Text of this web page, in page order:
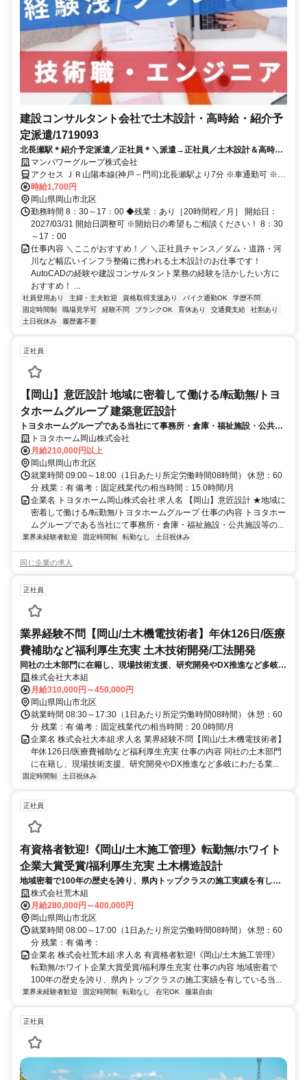
建設コンサルタント会社で土木設計・高時給・紹介予
定派遣/1719093
北長瀬駅＊紹介予定派遣／正社員＊＼派遣→正社員／土木設計＆高時給
1700円↑年間休日122日／17時台退社／開始日：2027/03/31
マンパワーグループ株式会社
アクセス ＪＲ山陽本線(神戸－門司)北長瀬駅より7分 ※車通勤可 ※※
経験・スキルにより考慮 ※交通費支給有（弊社規定有）★17時台迄
時給1,700円
岡山県岡山市北区
勤務時間 8：30～17：00 ◆残業：あり［20時間程／月］ 開始日：
2027/03/31 開始日調整可 ※開始日の希望もご相談ください！ 8：30
～17：00
仕事内容 ＼ここがおすすめ！／ ＼正社員チャンス／ダム・道路・河
川など幅広いインフラ整備に携われる土木設計のお仕事です！
AutoCADの経験や建設コンサルタント業務の経験を活かしたい方に
おすすめ！ ...
社員登用あり 主婦・主夫歓迎 資格取得支援あり バイク通勤OK
学歴不問
固定時間制
職場見学可 経験不問 ブランクOK 育休あり 交通費支給
社割あり
土日祝休み
履歴書不要
正社員
【岡山】意匠設計 地域に密着して働ける/転勤無/トヨ
タホームグループ 建築意匠設計
トヨタホームグループである当社にて事務所・倉庫・福祉施設・公共施
設等の一般建築物 (特殊建築物)の意匠設計を担当していただきます。
トヨタホーム岡山株式会社
月給210,000円以上
岡山県岡山市北区
就業時間 09:00～18:00（1日あたり所定労働時間08時間） 休憩：60
分 残業：有 備考：固定残業代の相当時間：15.0時間/月
企業名 トヨタホーム岡山株式会社 求人名 【岡山】意匠設計 ★地域に
密着して働ける/転勤無/トヨタホームグループ 仕事の内容 トヨタホー
ムグループである当社にて事務所・倉庫・福祉施設・公共施設等の...
業界未経験者歓迎 固定時間制 転勤なし 土日祝休み
同じ企業の求人
正社員
業界経験不問【岡山/土木機電技術者】年休126日/医療
費補助など福利厚生充実 土木技術開発/工法開発
同社の土木部門に在籍し、現場技術支援、研究開発やDX推進など多岐に
わたる業務をご担当いただきます。 ※転居を伴う転勤有 大型工事現場
に常駐し勤務することもあります。
株式会社大本組
月給310,000円～450,000円
岡山県岡山市北区
就業時間 08:30～17:30（1日あたり所定労働時間08時間） 休憩：60
分 残業：有 備考：固定残業代の相当時間：20.0時間/月
企業名 株式会社大本組 求人名 業界経験不問【岡山/土木機電技術者】
年休126日/医療費補助など福利厚生充実 仕事の内容 同社の土木部門
に在籍し、現場技術支援、研究開発やDX推進など多岐にわたる業...
固定時間制 土日祝休み
正社員
有資格者歓迎!《岡山/土木施工管理》転勤無/ホワイト
企業大賞受賞/福利厚生充実 土木構造設計
地域密着で100年の歴史を誇り、県内トップクラスの施工実績を有して
いる当社。岡山県内の土木工事の現場作業所において、施工の全体管理
を担当頂きます。品質、原価、工程、安全などを管理し、協力会社と協
働・連
株式会社荒木組
月給280,000円～400,000円
岡山県岡山市北区
就業時間 08:00～17:00（1日あたり所定労働時間08時間） 休憩：60
分 残業：有 備考：
企業名 株式会社荒木組 求人名 有資格者歓迎!《岡山/土木施工管理》
転勤無/ホワイト企業大賞受賞/福利厚生充実 仕事の内容 地域密着で
100年の歴史を誇り、県内トップクラスの施工実績を有している当...
業界未経験者歓迎 固定時間制 転勤なし 在宅OK 服装自由
正社員